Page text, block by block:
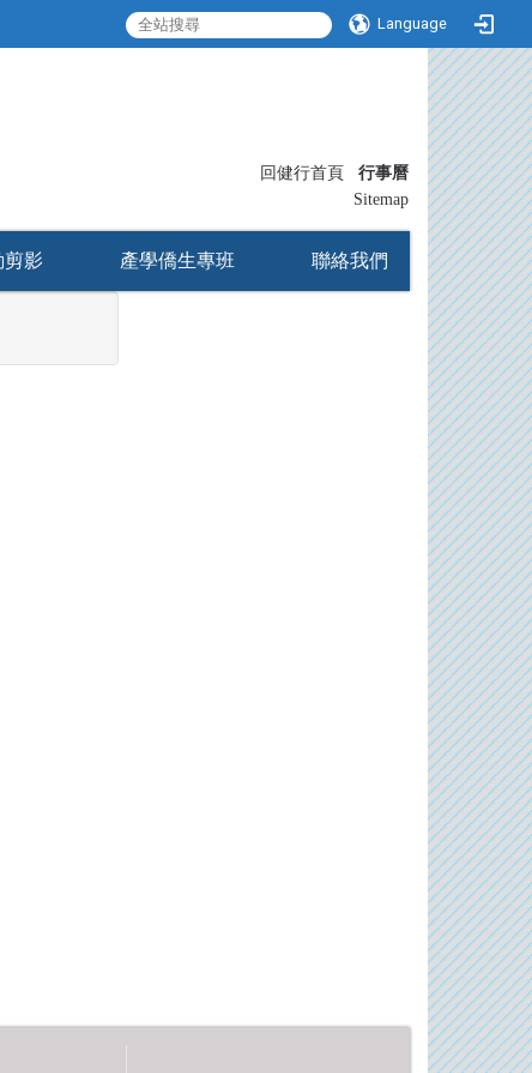
Language
回健行首頁
行事曆
Sitemap
剪影 產學僑生專班 聯絡我們